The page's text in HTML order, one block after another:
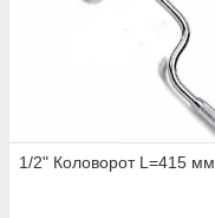
1/2" Коловорот L=415 мм